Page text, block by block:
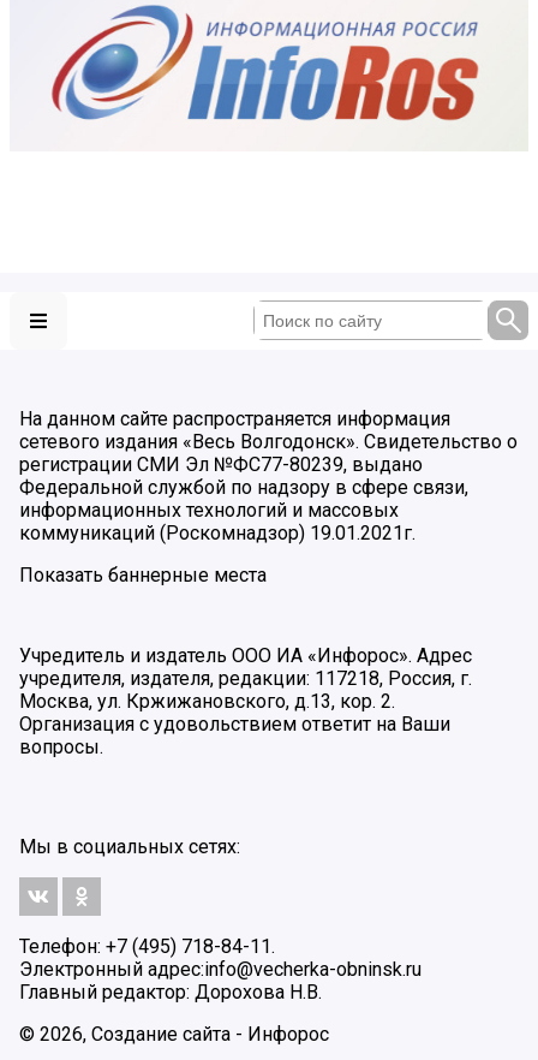
На данном сайте распространяется информация
сетевого издания «Весь Волгодонск». Свидетельство о
регистрации СМИ Эл №ФС77-80239, выдано
Федеральной службой по надзору в сфере связи,
информационных технологий и массовых
коммуникаций (Роскомнадзор) 19.01.2021г.
Показать баннерные места
Учредитель и издатель ООО ИА «Инфорос». Адрес
учредителя, издателя, редакции: 117218, Россия, г.
Москва, ул. Кржижановского, д.13, кор. 2.
Организация с удовольствием ответит на Ваши
вопросы.
Мы в социальных сетях:
Телефон: +7 (495) 718-84-11.
Электронный адрес:info@vecherka-obninsk.ru
Главный редактор: Дорохова Н.В.
© 2026, Создание сайта - Инфорос